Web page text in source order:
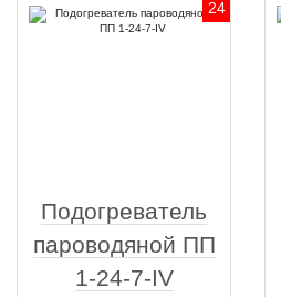
24
Подогреватель
пароводяной ПП
1-24-7-IV